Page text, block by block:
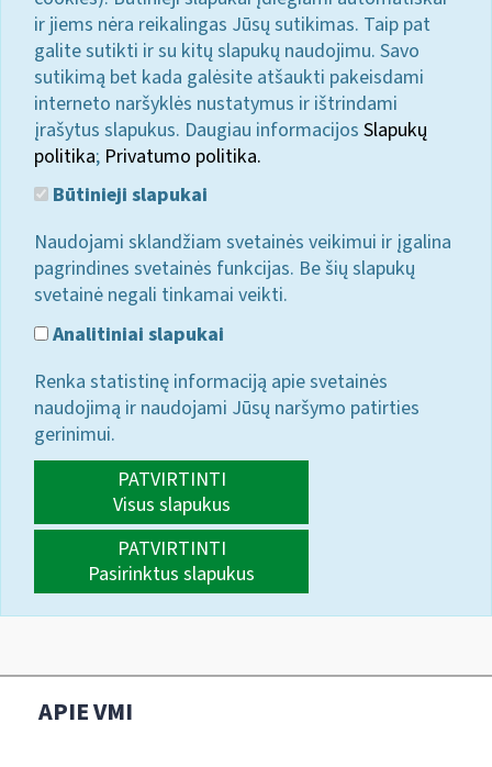
ir jiems nėra reikalingas Jūsų sutikimas. Taip pat
galite sutikti ir su kitų slapukų naudojimu. Savo
sutikimą bet kada galėsite atšaukti pakeisdami
interneto naršyklės nustatymus ir ištrindami
įrašytus slapukus. Daugiau informacijos Slapukų
politika; Privatumo politika.
Būtinieji slapukai
Naudojami sklandžiam svetainės veikimui ir įgalina
pagrindines svetainės funkcijas. Be šių slapukų
svetainė negali tinkamai veikti.
Analitiniai slapukai
Renka statistinę informaciją apie svetainės
naudojimą ir naudojami Jūsų naršymo patirties
gerinimui.
PATVIRTINTI
Visus slapukus
PATVIRTINTI
Pasirinktus slapukus
APIE VMI